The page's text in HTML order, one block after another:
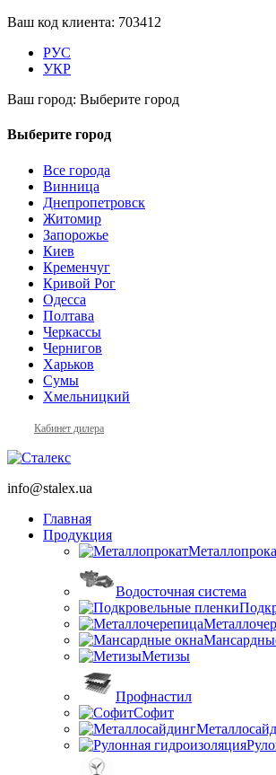
Ваш код клиента: 703412
РУС
УКР
Ваш город: Выберите город
Выберите город
Все города
Винница
Днепропетровск
Житомир
Запорожье
Киев
Кременчуг
Кривой Рог
Одесса
Полтава
Черкассы
Чернигов
Харьков
Сумы
Хмельницкий
Кабинет дилера
info@stalex.ua
Главная
Продукция
Водосточная система
Метизы
Профнастил
Софит